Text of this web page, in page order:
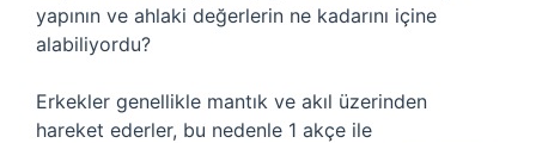
yapının ve ahlaki değerlerin ne kadarını içine
alabiliyordu?
Erkekler genellikle mantık ve akıl üzerinden
hareket ederler, bu nedenle 1 akçe ile